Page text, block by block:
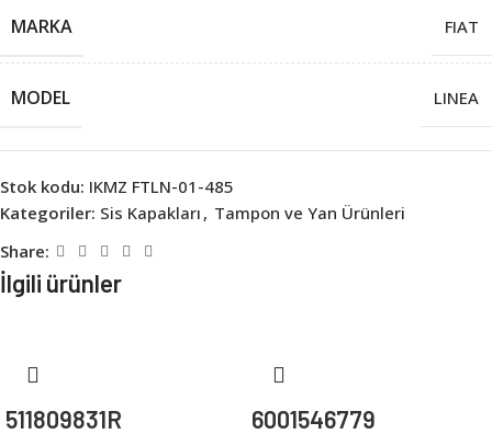
MARKA FIAT
MODEL LINEA
Stok kodu: IKMZ FTLN-01-485
Kategoriler: Sis Kapakları , Tampon ve Yan Ürünleri
Share:
İlgili ürünler
511809831R 6001546779